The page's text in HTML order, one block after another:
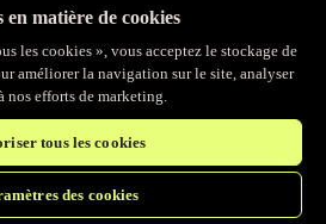
et intégrée à la suite complète de
de travail d’IA et gagnez en efficacité
matière de cookies
les cookies », vous acceptez le stockage de
améliorer la navigation sur le site, analyser
efforts de marketing.
tous les cookies
des cookies